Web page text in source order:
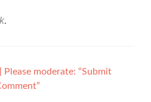
.
Please moderate: “Submit